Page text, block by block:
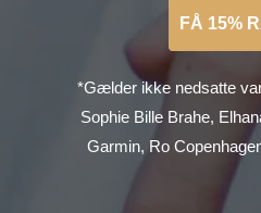
FÅ 15%
*Gælder ikke nedsatte
Sophie Bille Brahe,
Garmin, Ro